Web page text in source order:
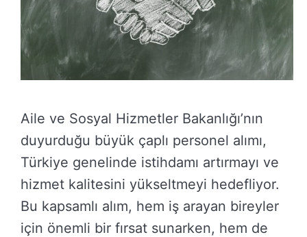
Aile ve Sosyal Hizmetler Bakanlığı’nın
duyurduğu büyük çaplı personel alımı,
Türkiye genelinde istihdamı artırmayı ve
hizmet kalitesini yükseltmeyi hedefliyor.
Bu kapsamlı alım, hem iş arayan bireyler
için önemli bir fırsat sunarken, hem de